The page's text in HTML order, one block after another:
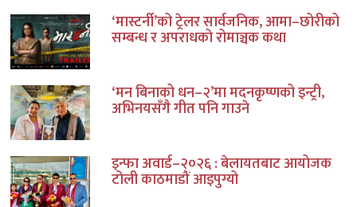
‘मास्टर्नी’को ट्रेलर सार्वजनिक, आमा–छोरीको
सम्बन्ध र अपराधको रोमाञ्चक कथा
‘मन बिनाको धन–२’मा मदनकृष्णको इन्ट्री,
अभिनयसँगै गीत पनि गाउने
इन्फा अवार्ड–२०२६ : बेलायतबाट आयोजक
टोली काठमाडौं आइपुग्यो